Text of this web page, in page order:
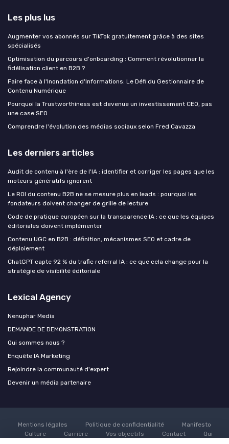
Les plus lus
Augmenter vos abonnés sur TikTok gratuitement grâce à des sites
spécialisés
Optimisation du parcours d'onboarding : Comment révolutionner la
fidélisation client en B2B ?
Faire face à l'Inondation d'Informations: Le Défi du Gestionnaire de
Contenu Numérique
Pourquoi la Trustworthiness est devenue un investissement CEO, pas
une case SEO
Comprendre l'évolution des médias sociaux selon Fred Cavazza
Les derniers articles
Audit de contenu à l'ère de l'IA : identifier et corriger les pages que les
moteurs génératifs ignorent
Le ROI du contenu B2B ne se mesure plus en leads : pourquoi les
fondateurs doivent changer de grille de lecture
Code de pratique européen sur la transparence IA : ce que les équipes
éditoriales doivent implémenter
Contenu UGC en B2B : définition, mécanismes SEO et cadre de
déploiement
ChatGPT capte 92 % du trafic referral IA : ce que cela change pour la
stratégie de visibilité éditoriale
Lexical Agency
Nenuphar Media
DEMANDE DE DEMONSTRATION
Qui sommes nous ?
Enquête IA Marketing
Rejoindre la communauté d'expert
Devenir un média partenaire
Mentions légales Politique de confidentialité
Manifesto
Culture
Carrière Vos objectifs Contact
Qui